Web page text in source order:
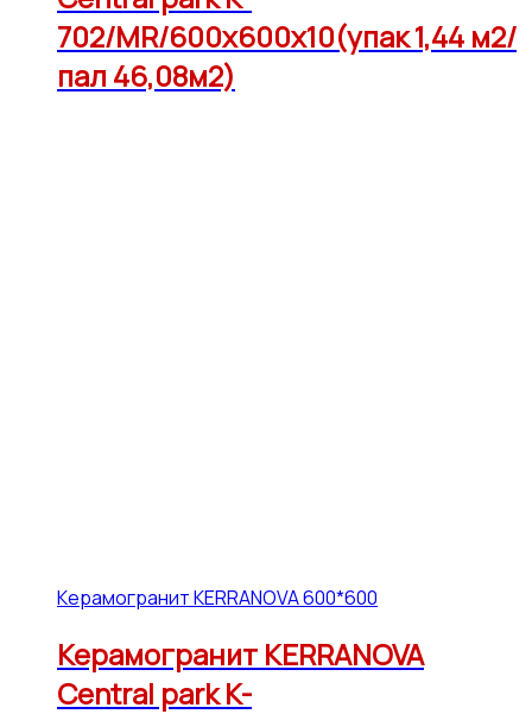
702/MR/600x600x10(упак 1,44 м2/
пал 46,08м2)
Керамогранит KERRANOVA 600*600
Керамогранит KERRANOVA
Central park K-